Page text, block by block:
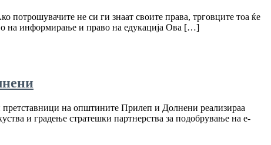
потрошувачите не си ги знаат своите права, трговците тоа ќе
информирање и право на едукација Ова […]
на општините Прилеп и Долнени реализираа
и градење стратешки партнерства за подобрување на е-